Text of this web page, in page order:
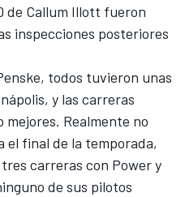
de Callum Illott fueron
inspecciones posteriores
todos tuvieron unas
y las carreras
Realmente no
el final de la temporada,
carreras con Power y
de sus pilotos